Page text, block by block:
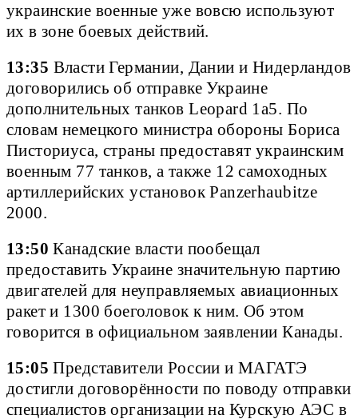
украинские военные уже вовсю используют
их в зоне боевых действий.
13:35 Власти Германии, Дании и Нидерландов
договорились об отправке Украине
дополнительных танков Leopard 1a5. По
словам немецкого министра обороны Бориса
Писториуса, страны предоставят украинским
военным 77 танков, а также 12 самоходных
артиллерийских установок Panzerhaubitze
2000.
13:50 Канадские власти пообещал
предоставить Украине значительную партию
двигателей для неуправляемых авиационных
ракет и 1300 боеголовок к ним. Об этом
говорится в официальном заявлении Канады.
15:05 Представители России и МАГАТЭ
достигли договорённости по поводу отправки
специалистов организации на Курскую АЭС в